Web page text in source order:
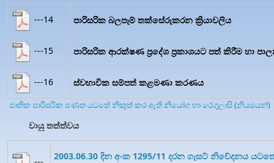
---14 පාරිසරික බලපෑම් තක්සේරුකරන ක්‍රියාවලිය
---15 පාරිසරික ආරක්ෂණ ප්‍රදේශ ප්‍රකාශයට පත් කිරීම හා
---16 ස්වභාවික සම්පත් කළමණා කරණය
ජාතික පාරිසරික පණත යටතේ නිකුත් කර ඇති නියෝග හා රෙගුලාසි (නියමයන්)
වායු තත්ත්වය
2003.06.30 දින අංක 1295/11 දරන ගැසට් නිවේදනය